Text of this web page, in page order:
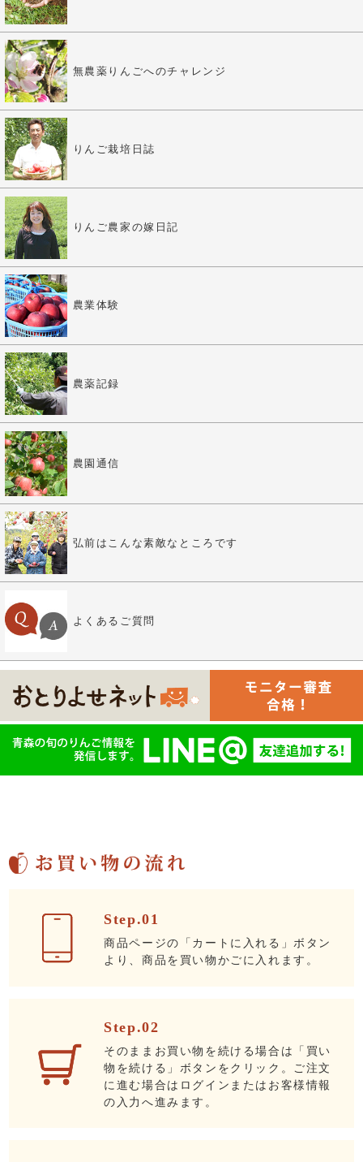
無農薬りんごへのチャレンジ
りんご栽培日誌
りんご農家の嫁日記
農業体験
農薬記録
農園通信
弘前はこんな素敵なところです
よくあるご質問
Step.01
商品ページの「カートに入れる」ボタン
より、商品を買い物かごに入れます。
Step.02
そのままお買い物を続ける場合は「買い
物を続ける」ボタンをクリック。ご注文
に進む場合はログインまたはお客様情報
の入力へ進みます。